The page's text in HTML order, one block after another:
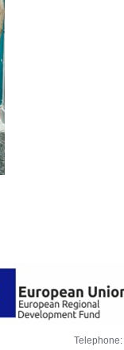
Telephone: